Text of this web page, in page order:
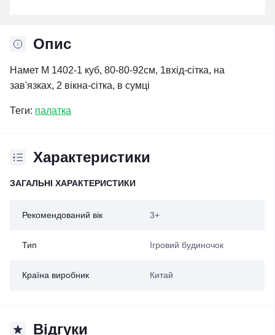
Опис
Намет M 1402-1 куб, 80-80-92см, 1вхід-сітка, на
зав'язках, 2 вікна-сітка, в сумці
Теги: палатка
Характеристики
ЗАГАЛЬНІ ХАРАКТЕРИСТИКИ
Рекомендований вік 3+
Тип Ігровий будиночок
Країна виробник Китай
Відгуки